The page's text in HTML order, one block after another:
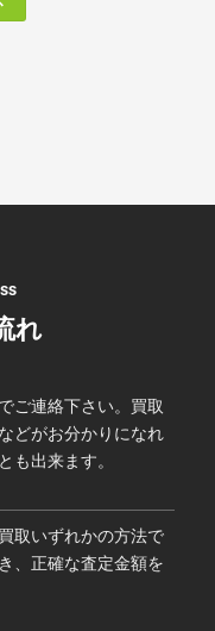
れ
ご連絡下さい。買取
どがお分かりになれ
も出来ます。
取いずれかの方法で
、正確な査定金額を